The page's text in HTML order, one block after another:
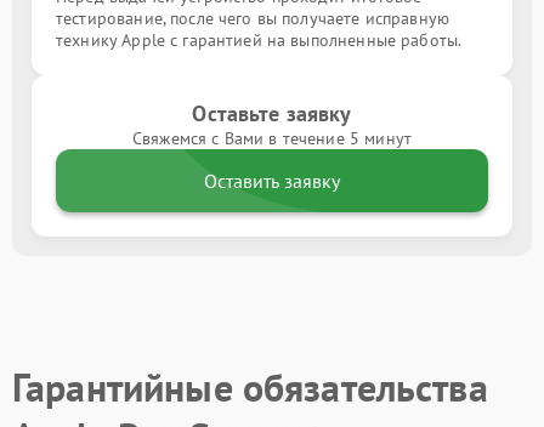
тестирование, после чего вы получаете исправную
технику Apple с гарантией на выполненные работы.
Оставьте заявку
Свяжемся с Вами в течение 5 минут
Оставить заявку
Гарантийные обязательства